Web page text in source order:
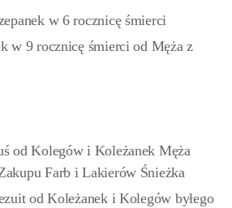
w 6 rocznicę śmierci
w 9 rocznicę śmierci od Męża z
od Kolegów i Koleżanek Męża
Farb i Lakierów Śnieżka
od Koleżanek i Kolegów byłego